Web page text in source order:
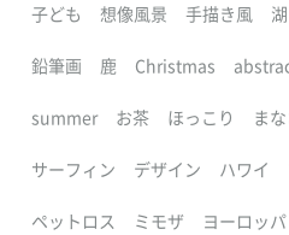
子ども 想像風景 手描き風 湖
鉛筆画 鹿 Christmas
summer お茶 ほっこり ま
サーフィン デザイン ハワイ
ペットロス ミモザ ヨーロッパ